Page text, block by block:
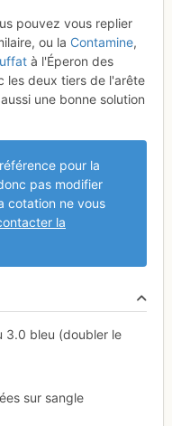
pouvez vous replier
ou la Contamine,
à l'Éperon des
les deux tiers de l'arête
une bonne solution
pour la
pas modifier
cotation ne vous
la
3.0 bleu (doubler le
sur sangle